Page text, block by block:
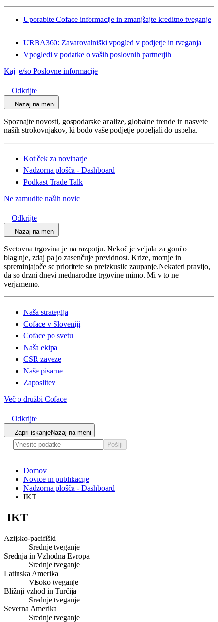
Uporabite Coface informacije in zmanjšajte kreditno tveganje
URBA360: Zavarovalniški vpogled v podjetje in tveganja
Vpogledi v podatke o vaših poslovnih partnerjih
Kaj je/so Poslovne informacije
Odkrijte
Nazaj na meni
Spoznajte novosti, gospodarske analize, globalne trende in nasvete
naših strokovnjakov, ki bodo vaše podjetje popeljali do uspeha.
Kotiček za novinarje
Nadzorna plošča - Dashboard
Podkast Trade Talk
Ne zamudite naših novic
Odkrijte
Nazaj na meni
Svetovna trgovina je na razpotju. Nekoč je veljala za gonilo
blaginje, zdaj pa jo zasenčuje previdnost. Krize, motnje in
spreminjajoče se prioritete so preizkusile zaupanje.Nekateri pravijo,
da so drzni dnevi mednarodne trgovine mimo. Mi v to ne
verjamemo.
Naša strategija
Coface v Sloveniji
Coface po svetu
Naša ekipa
CSR zaveze
Naše pisarne
Zaposlitev
Več o družbi Coface
Odkrijte
Zapri iskanjeNazaj na meni
Pošlji
Domov
Novice in publikacije
Nadzorna plošča - Dashboard
IKT
IKT
Azijsko-pacifiški
Srednje tveganje
Srednja in Vzhodna Evropa
Srednje tveganje
Latinska Amerika
Visoko tveganje
Bližnji vzhod in Turčija
Srednje tveganje
Severna Amerika
Srednje tveganje